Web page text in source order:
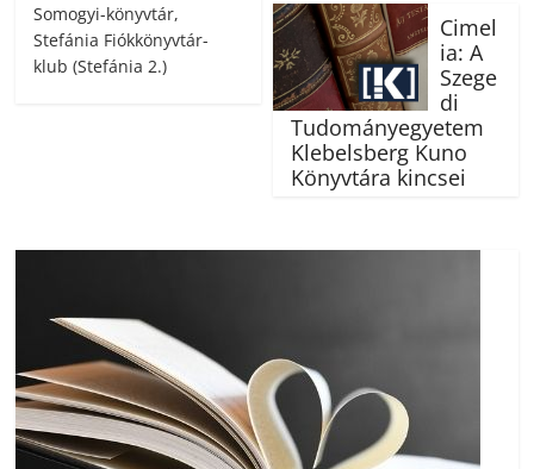
Somogyi-könyvtár,
Stefánia Fiókkönyvtár-
klub (Stefánia 2.)
Cimel
ia: A
Szege
di
Tudományegyetem
Klebelsberg Kuno
Könyvtára kincsei